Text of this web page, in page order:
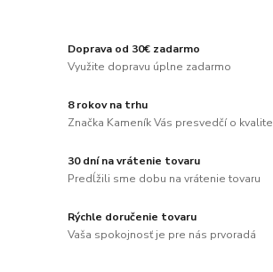
Doprava od 30€ zadarmo
Využite dopravu úplne zadarmo
8 rokov na trhu
Značka Kameník Vás presvedčí o kvalite
30 dní na vrátenie tovaru
Predĺžili sme dobu na vrátenie tovaru
Rýchle doručenie tovaru
Vaša spokojnosť je pre nás prvoradá